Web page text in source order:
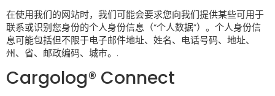
在使用我们的网站时，我们可能会要求您向我们提供某些可用于
联系或识别您身份的个人身份信息（“个人数据”）。个人身份信
息可能包括但不限于电子邮件地址、姓名、电话号码、地址、
州、省、邮政编码、城市。.
Cargolog® Connect